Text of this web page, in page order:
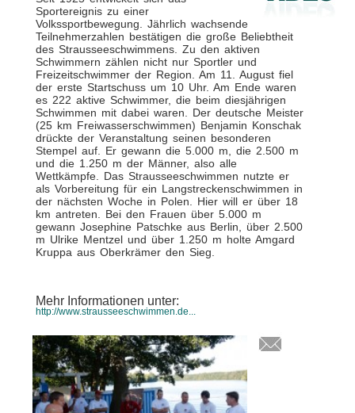
Sportereignis zu einer
Volkssportbewegung. Jährlich wachsende
Teilnehmerzahlen bestätigen die große Beliebtheit
des Strausseeschwimmens. Zu den aktiven
Schwimmern zählen nicht nur Sportler und
Freizeitschwimmer der Region. Am 11. August fiel
der erste Startschuss um 10 Uhr. Am Ende waren
es 222 aktive Schwimmer, die beim diesjährigen
Schwimmen mit dabei waren. Der deutsche Meister
(25 km Freiwasserschwimmen) Benjamin Konschak
drückte der Veranstaltung seinen besonderen
Stempel auf. Er gewann die 5.000 m, die 2.500 m
und die 1.250 m der Männer, also alle
Wettkämpfe. Das Strausseeschwimmen nutzte er
als Vorbereitung für ein Langstreckenschwimmen in
der nächsten Woche in Polen. Hier will er über 18
km antreten. Bei den Frauen über 5.000 m
gewann Josephine Patschke aus Berlin, über 2.500
m Ulrike Mentzel und über 1.250 m holte Amgard
Kruppa aus Oberkrämer den Sieg.
Mehr Informationen unter:
http://www.strausseeschwimmen.de...